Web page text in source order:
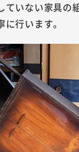
ていない家具の
行います。